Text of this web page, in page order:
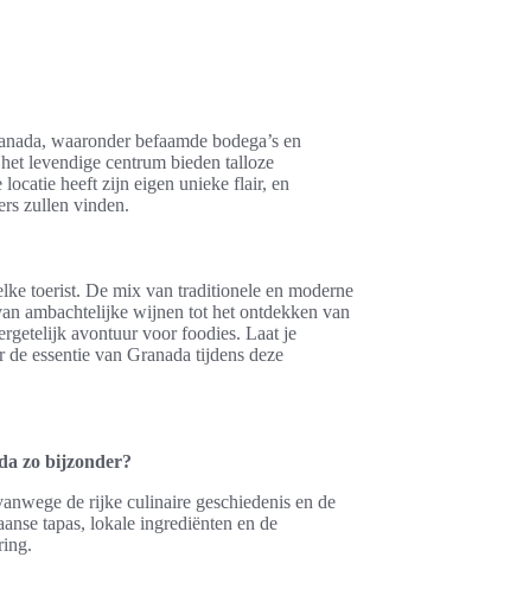
waaronder befaamde bodega’s en
levendige centrum bieden talloze
heeft zijn eigen unieke flair, en
zullen vinden.
toerist. De mix van traditionele en moderne
ambachtelijke wijnen tot het ontdekken van
avontuur voor foodies. Laat je
essentie van Granada tijdens deze
zo bijzonder?
de rijke culinaire geschiedenis en de
tapas, lokale ingrediënten en de